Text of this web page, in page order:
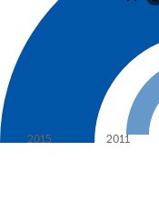
2015 2011